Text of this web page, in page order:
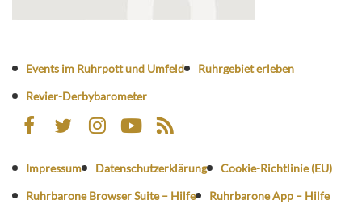
Events im Ruhrpott und Umfeld
Ruhrgebiet erleben
Revier-Derbybarometer
Impressum Datenschutzerklärung
Cookie-Richtlinie (EU)
Ruhrbarone Browser Suite – Hilfe
Ruhrbarone App – Hilfe